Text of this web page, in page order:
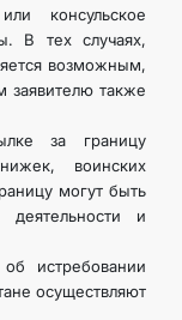
консульское
В тех случаях,
возможным,
заявителю также
за границу
воинских
могут быть
и
истребовании
осуществляют